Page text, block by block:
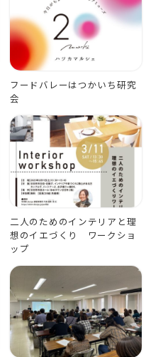
フードバレーはつかいち研究
会
二人のためのインテリアと理
想のイエづくり ワークショ
ップ